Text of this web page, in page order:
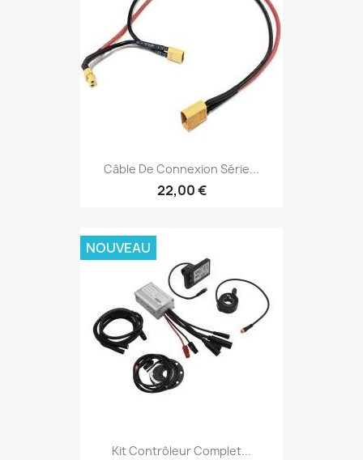
Câble De Connexion Série...
22,00 €
Kit Contrôleur Complet...
NOUVEAU